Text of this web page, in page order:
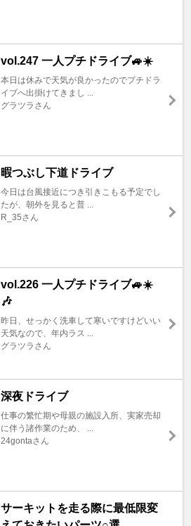
vol.247 一人プチドライブ🚙☀️
本日は休みで天気が良かったのでプチドラ
イブへ出掛けてきまし ...
グラツラさん
暇つぶし下道ドライブ
今日は台風接近につき引きこもる予定でし
たが、朝外を見ると普 ...
R_35さん
vol.226 一人プチドライブ🚙☀️
🎶
昨日、せっかく洗車して寒いですけどいい
天気なので、年内ラス ...
グラツラさん
深夜ドライブ
仕事の繁忙期や母親の施設入所、実家売却
に伴う諸作業のため、 ...
24gontaさん
サーキットを走る際に最低限変